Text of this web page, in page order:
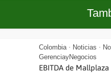
Colombia • Noticias •
GerenciayNegocios
EBITDA de Mallplaza